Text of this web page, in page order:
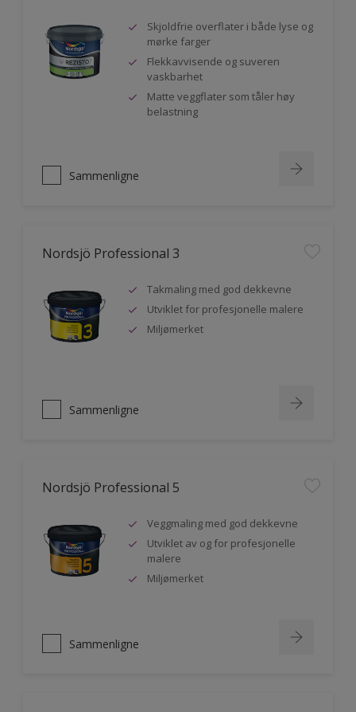
Skjoldfrie overflater i både lyse og
mørke farger
Flekkavvisende og suveren
vaskbarhet
Matte veggflater som tåler høy
belastning
Sammenligne
Nordsjö Professional 3
Takmaling med god dekkevne
Utviklet for profesjonelle malere
Miljømerket
Sammenligne
Nordsjö Professional 5
Veggmaling med god dekkevne
Utviklet av og for profesjonelle
malere
Miljømerket
Sammenligne